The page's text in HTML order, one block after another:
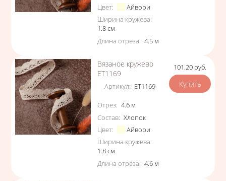
Цвет:
Айвори
Ширина кружева:
1.8см
Длина отреза: 4.5 м
Вязаное кружево
ЕТ1169
Артикул: ЕТ1169
Характеристики
Отрез: 4.6 м
Состав: Хлопок
Цвет:
Айвори
Ширина кружева:
1.8см
Длина отреза: 4.6 м
Цена
101.20 руб.